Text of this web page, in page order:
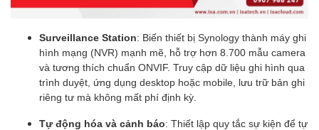
Surveillance Station: Biến thiết bị Synology thành máy ghi
hình mạng (NVR) mạnh mẽ, hỗ trợ hơn 8.700 mẫu camera
và tương thích chuẩn ONVIF. Truy cập dữ liệu ghi hình qua
trình duyệt, ứng dụng desktop hoặc mobile, lưu trữ bản ghi
riêng tư mà không mất phí định kỳ.
Tự động hóa và cảnh báo: Thiết lập quy tắc sự kiện để tự